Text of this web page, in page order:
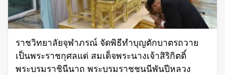
ราชวิทยาลัยจุฬาภรณ์ จัดพิธีทำบุญตักบาตรถวาย
เป็นพระราชกุศลแด่ สมเด็จพระนางเจ้าสิริกิตติ์
พระบรมราชินีนาถ พระบรมราชชนนีพันปีหลวง